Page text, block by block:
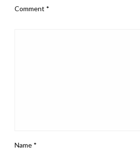
Comment *
Name *